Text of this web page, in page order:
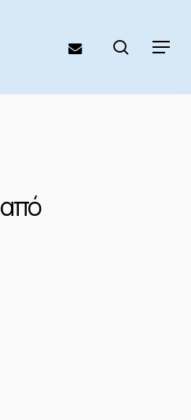
Menu
email search